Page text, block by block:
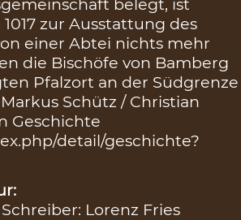
belegt, ist
zur Ausstattung des
einer Abtei nichts mehr
die Bischöfe von Bamberg
Pfalzort an der Südgrenze
Schütz / Christian
Geschichte
detail/geschichte?
Schreiber: Lorenz Fries